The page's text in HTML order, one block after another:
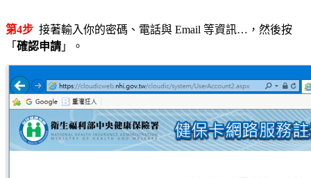
第4步 接著輸入你的密碼、電話與 Email 等資訊…，然後按
「 確認申請 」。